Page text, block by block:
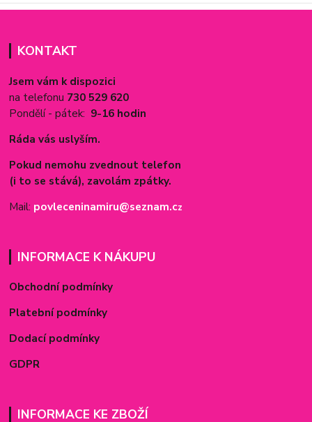
KONTAKT
Jsem vám k dispozici
na telefonu 730 529 620
Pondělí - pátek: 9-16 hodin
Ráda vás uslyším.
Pokud nemohu zvednout telefon
(i to se stává), zavolám zpátky.
Mail: povleceninamiru@seznam.cz
INFORMACE K NÁKUPU
Obchodní podmínky
Platební podmínky
Dodací podmínky
GDPR
INFORMACE KE ZBOŽÍ